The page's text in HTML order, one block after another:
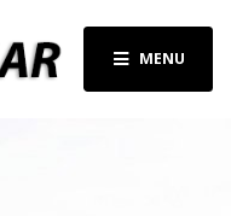
MENU